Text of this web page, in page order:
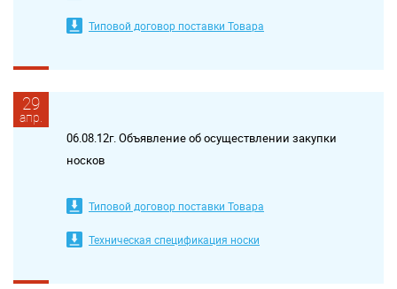
Типовой договор поставки Товара
29
апр.
06.08.12г. Объявление об осуществлении закупки
носков
Типовой договор поставки Товара
Техническая спецификация носки